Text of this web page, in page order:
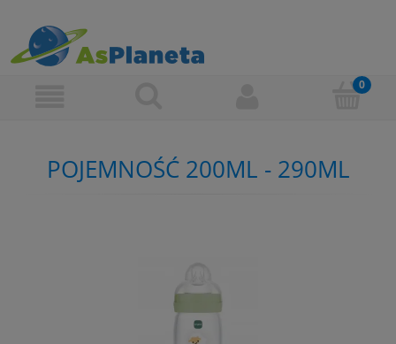
POJEMNOŚĆ 200ML - 290ML